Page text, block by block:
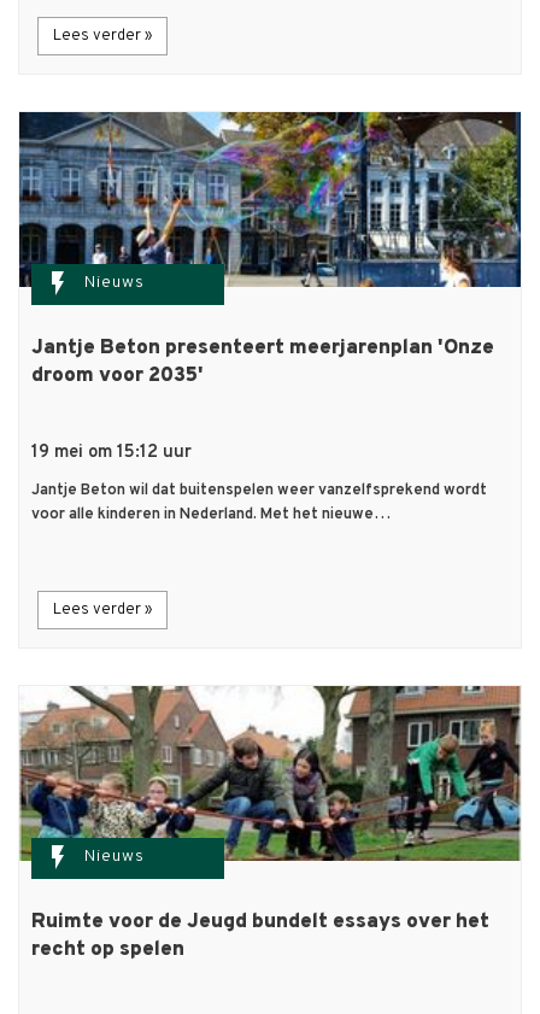
Lees verder »
flash_on Nieuws
Jantje Beton presenteert meerjarenplan 'Onze
droom voor 2035'
19 mei om 15:12 uur
Jantje Beton wil dat buitenspelen weer vanzelfsprekend wordt
voor alle kinderen in Nederland. Met het nieuwe…
Lees verder »
flash_on Nieuws
Ruimte voor de Jeugd bundelt essays over het
recht op spelen